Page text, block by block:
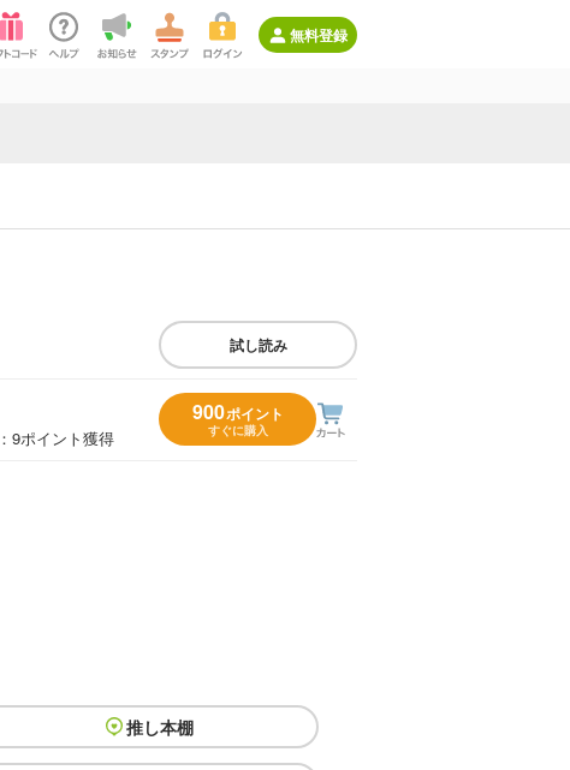
無料登録
試し読み
：9ポイント獲得
900ポイント
すぐに購入
推し本棚